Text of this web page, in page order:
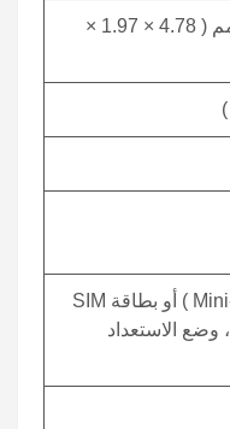
121.5 × 50 × 14.4 مم ( 4.78 × 1.97 ×
شريحة واحدة ( Mini-SIM ) أو بطاقة SIM
مزدوجة ( Mini-SIM ، وضع الاستعداد